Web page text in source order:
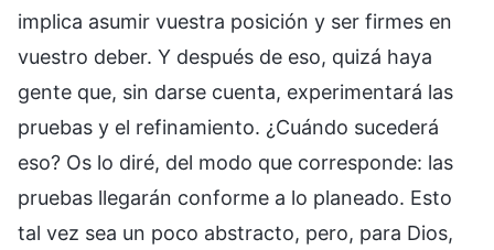
implica asumir vuestra posición y ser firmes en
vuestro deber. Y después de eso, quizá haya
gente que, sin darse cuenta, experimentará las
pruebas y el refinamiento. ¿Cuándo sucederá
eso? Os lo diré, del modo que corresponde: las
pruebas llegarán conforme a lo planeado. Esto
tal vez sea un poco abstracto, pero, para Dios,